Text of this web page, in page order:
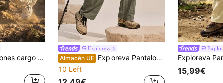
WanderVale Pantalones cargo casuales versátiles de uso diario para mujer, color liso, con cintura de cordón ajustable, para exteriores
Exploreva
Almacén UE Exploreva Pantalones de senderismo con bolsillos de unicolor para mujer, estilo deportivo casual
10 Left
15,99€